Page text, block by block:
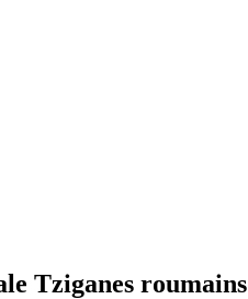
Tziganes roumains